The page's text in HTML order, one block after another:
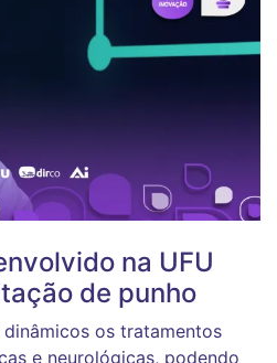
na UFU
de punho
os tratamentos
e neurológicas, podendo